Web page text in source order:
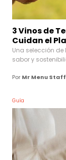
3 Vinos de
Cuidan el
Una selección
sabor y
Por Mr Menu Staff
Guía